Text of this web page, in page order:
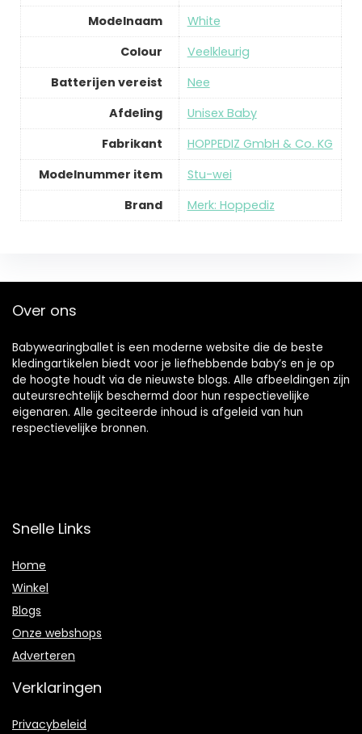
Modelnaam
White
Colour
Veelkleurig
Batterijen vereist
Nee
Afdeling
Unisex Baby
Fabrikant
HOPPEDIZ GmbH & Co. KG
Modelnummer item
Stu-wei
Brand
Merk: Hoppediz
Over ons
Babywearingballet is een moderne website die de beste
kledingartikelen biedt voor je liefhebbende baby’s en je op
de hoogte houdt via de nieuwste blogs. Alle afbeeldingen zijn
auteursrechtelijk beschermd door hun respectievelijke
eigenaren. Alle geciteerde inhoud is afgeleid van hun
respectievelijke bronnen.
Snelle Links
Home
Winkel
Blogs
Onze webshops
Adverteren
Verklaringen
Privacybeleid